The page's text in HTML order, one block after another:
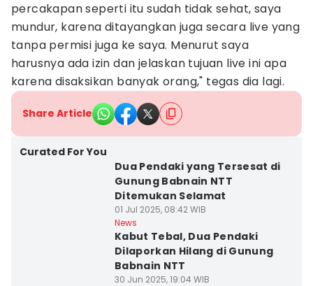
percakapan seperti itu sudah tidak sehat, saya
mundur, karena ditayangkan juga secara live yang
tanpa permisi juga ke saya. Menurut saya
harusnya ada izin dan jelaskan tujuan live ini apa
karena disaksikan banyak orang," tegas dia lagi.
Share Article
Curated For You
Dua Pendaki yang Tersesat di
Gunung Babnain NTT
Ditemukan Selamat
01 Jul 2025, 08:42 WIB
News
Kabut Tebal, Dua Pendaki
Dilaporkan Hilang di Gunung
Babnain NTT
30 Jun 2025, 19:04 WIB